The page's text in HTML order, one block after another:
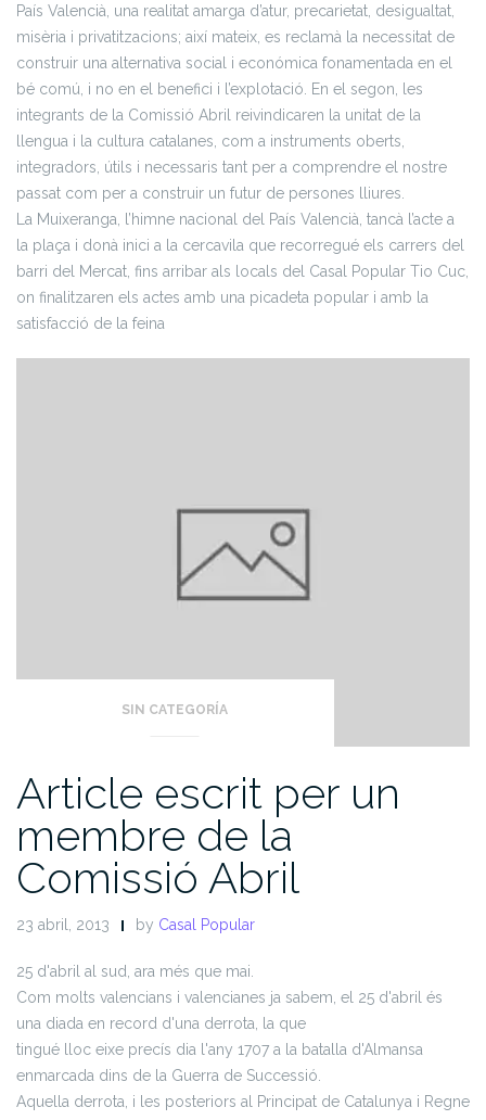
País Valencià, una realitat amarga d’atur, precarietat, desigualtat,
misèria i privatitzacions; així mateix, es reclamà la necessitat de
construir una alternativa social i económica fonamentada en el
bé comú, i no en el benefici i l’explotació. En el segon, les
integrants de la Comissió Abril reivindicaren la unitat de la
llengua i la cultura catalanes, com a instruments oberts,
integradors, útils i necessaris tant per a comprendre el nostre
passat com per a construir un futur de persones lliures.
La Muixeranga, l’himne nacional del País Valencià, tancà l’acte a
la plaça i donà inici a la cercavila que recorregué els carrers del
barri del Mercat, fins arribar als locals del Casal Popular Tio Cuc,
on finalitzaren els actes amb una picadeta popular i amb la
satisfacció de la feina
SIN CATEGORÍA
Article escrit per un
membre de la
Comissió Abril
23 abril, 2013 by Casal Popular
25 d'abril al sud, ara més que mai.
Com molts valencians i valencianes ja sabem, el 25 d'abril és
una diada en record d'una derrota, la que
tingué lloc eixe precís dia l'any 1707 a la batalla d'Almansa
enmarcada dins de la Guerra de Successió.
Aquella derrota, i les posteriors al Principat de Catalunya i Regne